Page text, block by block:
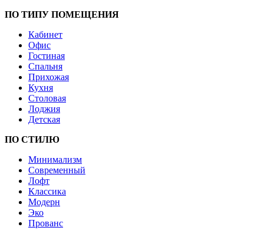
ПО ТИПУ ПОМЕЩЕНИЯ
Кабинет
Офис
Гостиная
Спальня
Прихожая
Кухня
Столовая
Лоджия
Детская
ПО СТИЛЮ
Минимализм
Современный
Лофт
Классика
Модерн
Эко
Прованс